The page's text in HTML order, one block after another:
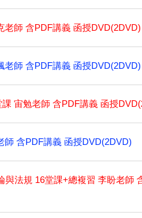
老師 含PDF講義 函授DVD(2DVD)
老師 含PDF講義 函授DVD(2DVD)
宙勉老師 含PDF講義 函授
師 含PDF講義 函授DVD(2DVD)
法規 16堂課+總複習 李盼老師